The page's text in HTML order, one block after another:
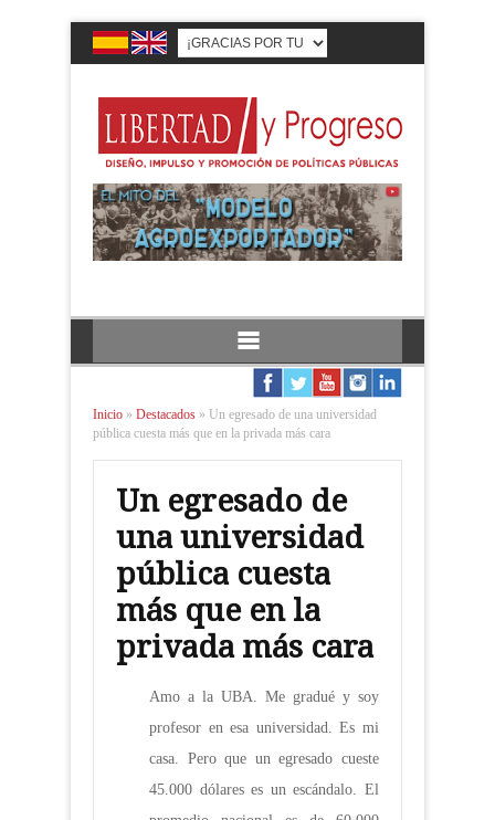
Inicio » Destacados » Un egresado de una universidad
pública cuesta más que en la privada más cara
Un egresado de
una universidad
pública cuesta
más que en la
privada más cara
Amo a la UBA. Me gradué y soy
profesor en esa universidad. Es mi
casa. Pero que un egresado cueste
45.000 dólares es un escándalo. El